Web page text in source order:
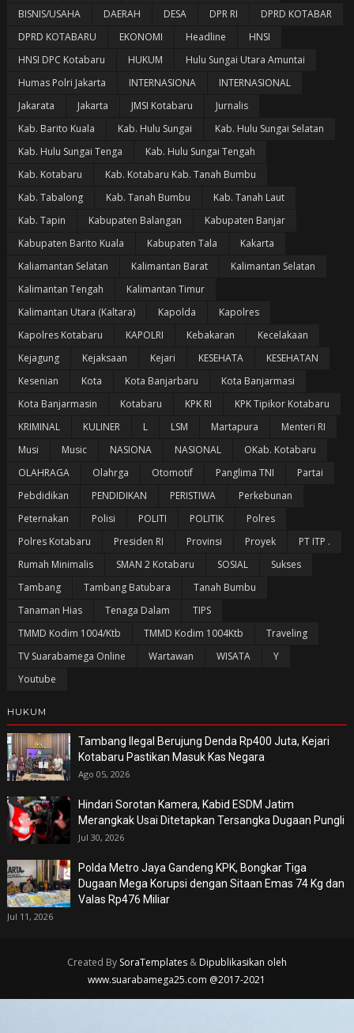
BISNIS/USAHA
DAERAH DESA DPR RI
DPRD KOTABAR
DPRD KOTABARU
EKONOMI Headline
HNSI
HNSI DPC Kotabaru
HUKUM
Hulu Sungai Utara Amuntai
Humas Polri Jakarta
INTERNASIONA
INTERNASIONAL
Jakarata
Jakarta JMSI Kotabaru
Jurnalis
Kab. Barito Kuala
Kab. Hulu Sungai
Kab. Hulu Sungai Selatan
Kab. Hulu Sungai Tenga
Kab. Hulu Sungai Tengah
Kab. Kotabaru
Kab. Kotabaru Kab. Tanah Bumbu
Kab. Tabalong
Kab. Tanah Bumbu
Kab. Tanah Laut
Kab. Tapin
Kabupaten Balangan
Kabupaten Banjar
Kabupaten Barito Kuala
Kabupaten Tala
Kakarta
Kaliamantan Selatan
Kalimantan Barat
Kalimantan Selatan
Kalimantan Tengah
Kalimantan Timur
Kalimantan Utara (Kaltara)
Kapolda
Kapolres
Kapolres Kotabaru
KAPOLRI Kebakaran
Kecelakaan
Kejagung
Kejaksaan Kejari KESEHATA
KESEHATAN
Kesenian
Kota Kota Banjarbaru
Kota Banjarmasi
Kota Banjarmasin
Kotabaru KPK RI
KPK Tipikor Kotabaru
KRIMINAL
KULINER L LSM Martapura
Menteri RI
Musi
Music NASIONA NASIONAL
OKab. Kotabaru
OLAHRAGA
Olahrga Otomotif Panglima TNI
Partai
Pebdidikan
PENDIDIKAN PERISTIWA
Perkebunan
Peternakan
Polisi POLITI POLITIK
Polres
Polres Kotabaru
Presiden RI Provinsi Proyek
PT ITP .
Rumah Minimalis
SMAN 2 Kotabaru SOSIAL
Sukses
Tambang
Tambang Batubara
Tanah Bumbu
Tanaman Hias
Tenaga Dalam
TIPS
TMMD Kodim 1004/Ktb
TMMD Kodim 1004Ktb
Traveling
TV Suarabamega Online
Wartawan WISATA
Y
Youtube
HUKUM
Tambang Ilegal Berujung Denda Rp400 Juta, Kejari
Kotabaru Pastikan Masuk Kas Negara
Ago 05, 2026
Hindari Sorotan Kamera, Kabid ESDM Jatim
Merangkak Usai Ditetapkan Tersangka Dugaan Pungli
Jul 30, 2026
Polda Metro Jaya Gandeng KPK, Bongkar Tiga
Dugaan Mega Korupsi dengan Sitaan Emas 74 Kg dan
Valas Rp476 Miliar
Jul 11, 2026
Created By SoraTemplates& Dipublikasikan oleh
www.suarabamega25.com @2017-2021